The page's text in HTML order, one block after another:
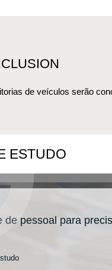
de veículos serão
ESTUDO
de pessoal para